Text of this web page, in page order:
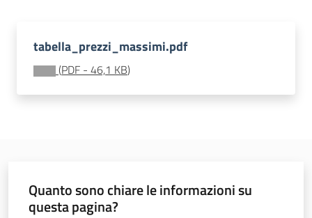
Imprese
Argomenti
Leggi Atti Bandi
tabella_prezzi_massimi.pdf
(PDF - 46,1 KB)
Quanto sono chiare le informazioni su
questa pagina?